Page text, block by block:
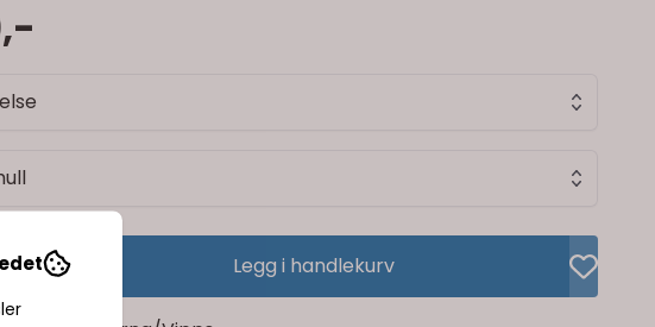
Legg i handlekurv